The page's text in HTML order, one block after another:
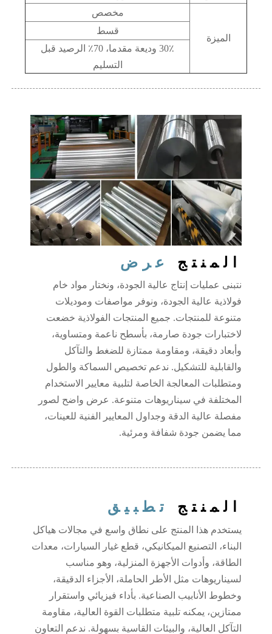
الميزة
مخصص
قسط
30٪ وديعة مقدما، 70٪ الرصيد قبل
التسليم
المنتج عرض
نتبنى عمليات إنتاج عالية الجودة، ونختار مواد خام
فولاذية عالية الجودة، ونوفر مواصفات وموديلات
متنوعة للمنتجات. جميع المنتجات الفولاذية خضعت
لاختبارات جودة صارمة، بأسطح ناعمة ومتساوية،
وأبعاد دقيقة، ومقاومة ممتازة للضغط والتآكل
والقابلية للتشكيل. ندعم تخصيص السماكة والطول
ومتطلبات المعالجة الخاصة لتلبية معايير الاستخدام
المختلفة في سيناريوهات متنوعة. عرض واضح لصور
مفصلة عالية الدقة وجداول المعايير الفنية للعينات،
مما يضمن جودة شفافة ومرئية.
المنتج تطبيق
يستخدم هذا المنتج على نطاق واسع في مجالات هياكل
البناء، التصنيع الميكانيكي، قطع غيار السيارات، معدات
الطاقة، وأدوات الأجهزة المنزلية، وهو مناسب
لسيناريوهات مثل الأطر الحاملة، الأجزاء الدقيقة،
وخطوط الأنابيب الصناعية. بأداء فيزيائي واستقرار
ممتازين، يمكنه تلبية متطلبات القوة العالية، مقاومة
التآكل العالية، والبيئات القاسية بسهولة. ندعم التعاون